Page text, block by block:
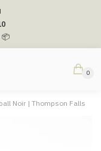
📦
0
Noir | Thompson Falls